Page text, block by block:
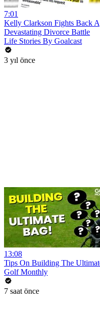
7:01
Kelly Clarkson Fights Back
Devastating Divorce Battle
Life Stories By Goalcast
3 yıl önce
13:08
Tips On Building The
Golf Monthly
7 saat önce